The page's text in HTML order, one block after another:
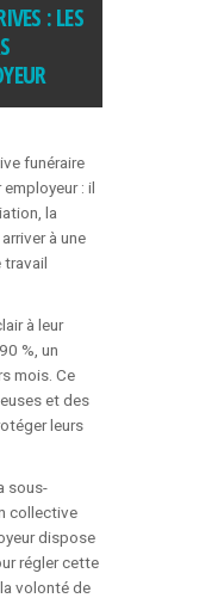
: LES
funéraire
: il
la
à une
travail
à leur
%, un
mois. Ce
et des
leurs
sous-
collective
dispose
régler cette
volonté de
DE
DES INSTANCES
SYNDICAL
GÉNÉRALE